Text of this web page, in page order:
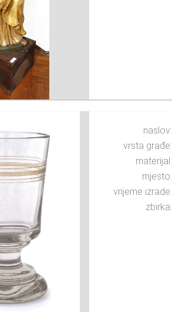
naslov:
vrsta građe:
materijal:
mjesto:
vrijeme izrade:
zbirka: